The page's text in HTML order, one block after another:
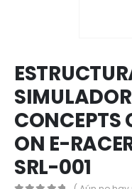
CONCEPTS
ON E-
SRL-001